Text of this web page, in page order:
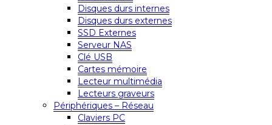
Disques durs internes
Disques durs externes
SSD Externes
Serveur NAS
Clé USB
Cartes mémoire
Lecteur multimédia
Lecteurs graveurs
Périphériques – Réseau
Claviers PC